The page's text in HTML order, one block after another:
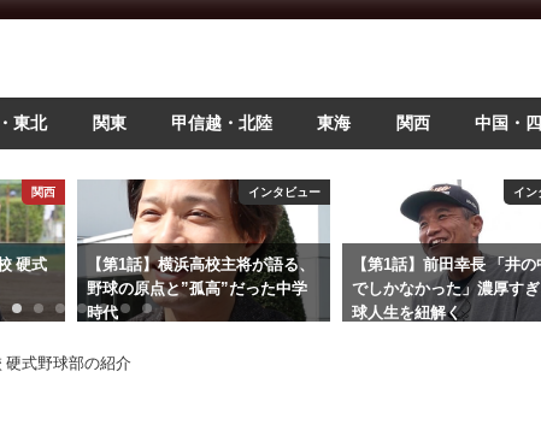
東北 関東 甲信越・北陸 東海 関西 中国・
関西
硬式
インタビュー
【第1話】横浜高校主将が語る、
野球の原点と”孤高”だった中学
時代
イン
【第1話】前田幸長 「井
でしかなかった」濃厚す
球人生を紐解く
硬式野球部の紹介